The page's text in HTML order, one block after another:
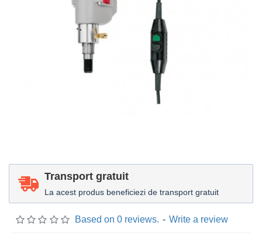
Transport gratuit
La acest produs beneficiezi de transport gratuit
Based on 0 reviews. - Write a review